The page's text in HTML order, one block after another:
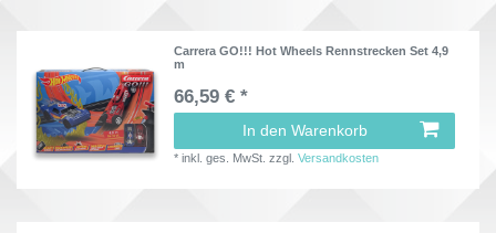
Carrera GO!!! Hot Wheels Rennstrecken Set 4,9
m
66,59 € *
In den Warenkorb
*inkl. ges. MwSt. zzgl.Versandkosten